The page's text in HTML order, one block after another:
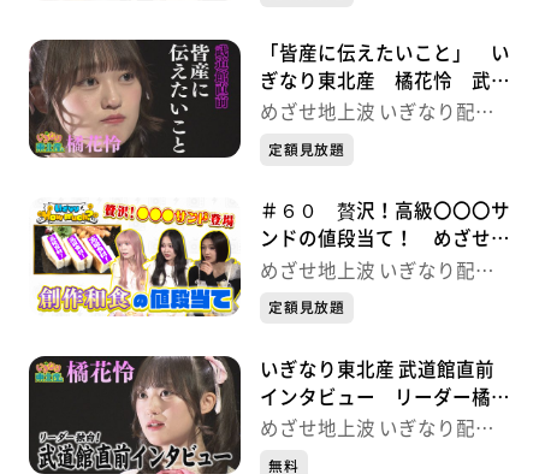
「皆産に伝えたいこと」 い
ぎなり東北産 橘花怜 武道
館直前インタビュー 後編
めざせ地上波 いぎなり配信
中！
定額見放題
＃６０ 贅沢！高級〇〇〇サ
ンドの値段当て！ めざせ地
上波 いぎなり配信中！
めざせ地上波 いぎなり配信
中！
定額見放題
いぎなり東北産 武道館直前
インタビュー リーダー橘花
怜が語る「TOHOKU9」前編
めざせ地上波 いぎなり配信
中！
無料